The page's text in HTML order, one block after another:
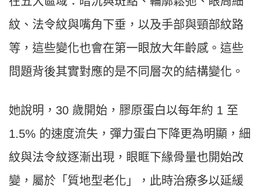
紋、法令紋與嘴角下垂，以及手部與頸部紋路
等，這些變化也會在第一眼放大年齡感。這些
問題背後其實對應的是不同層次的結構變化。
她說明，30 歲開始，膠原蛋白以每年約 1 至
1.5% 的速度流失，彈力蛋白下降更為明顯，細
紋與法令紋逐漸出現，眼眶下緣骨量也開始改
變，屬於「質地型老化」，此時治療多以延緩